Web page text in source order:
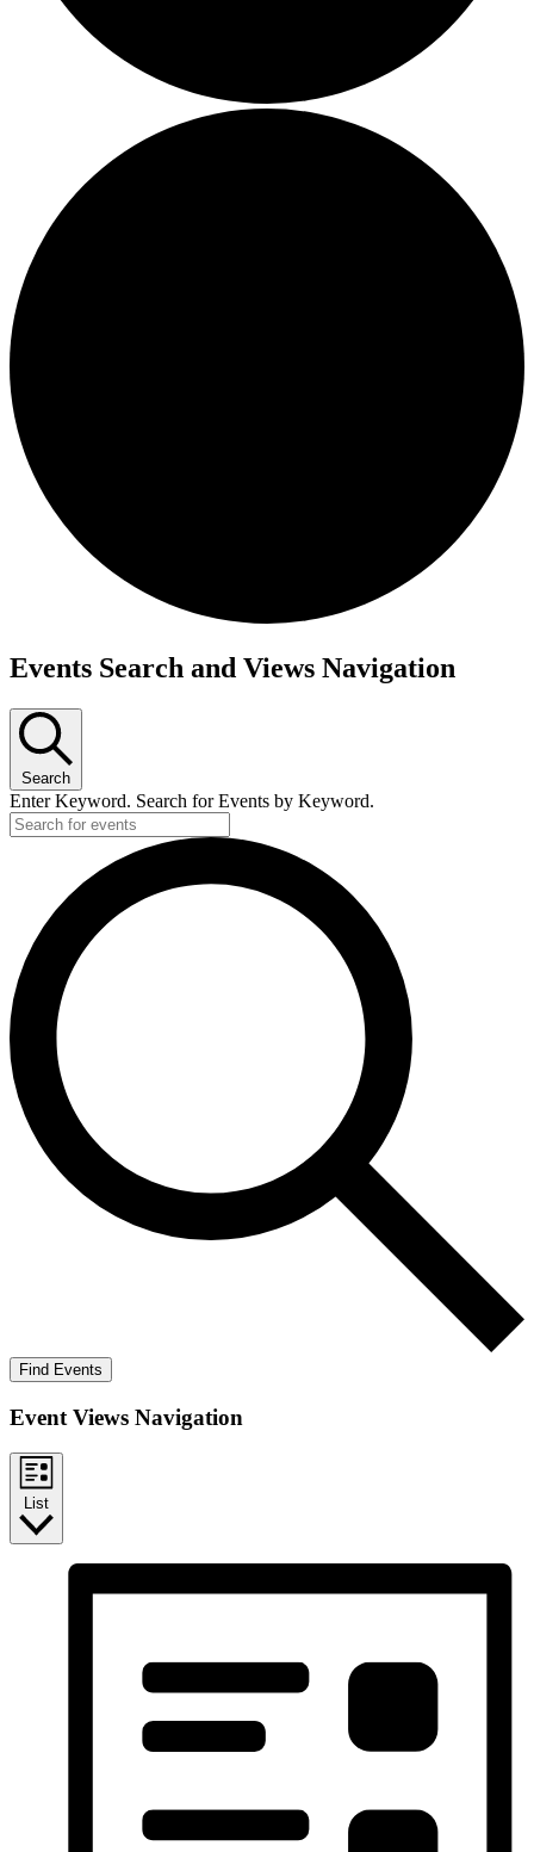
Events Search and Views Navigation
Search
Enter Keyword. Search for Events by Keyword.
Find Events
Event Views Navigation
List